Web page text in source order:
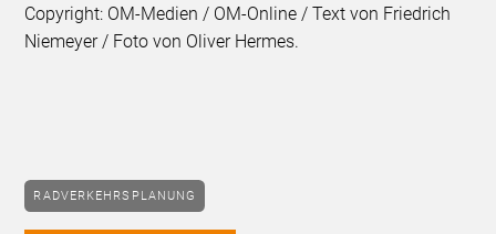
Copyright: OM-Medien / OM-Online / Text von Friedrich
Niemeyer / Foto von Oliver Hermes.
RADVERKEHRSPLANUNG